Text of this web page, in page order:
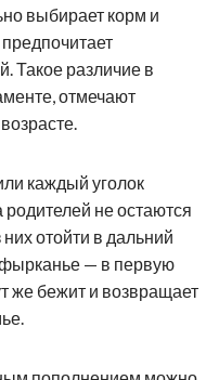
выбирает корм и
Такое различие в
отмечают
каждый уголок
не остаются
отойти в дальний
фырканье — в первую
же бежит и возвращает